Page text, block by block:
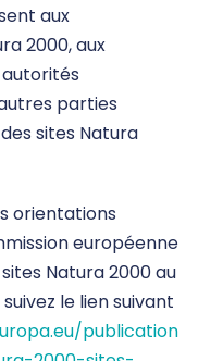
aux
2000, aux
parties
sites Natura
orientations
européenne
Natura 2000 au
le lien suivant
publication